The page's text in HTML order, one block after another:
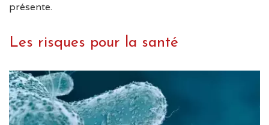
présente.
Les risques pour la santé